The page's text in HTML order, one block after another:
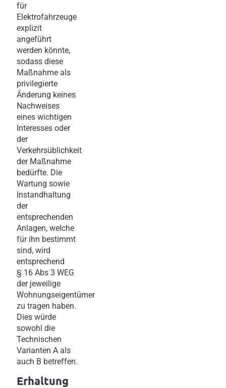
für
Elektrofahrzeuge
explizit
angeführt
werden könnte,
sodass diese
Maßnahme als
privilegierte
Änderung keines
Nachweises
eines wichtigen
Interesses oder
der
Verkehrsüblichkeit
der Maßnahme
bedürfte. Die
Wartung sowie
Instandhaltung
der
entsprechenden
Anlagen, welche
für ihn bestimmt
sind, wird
entsprechend
§ 16 Abs 3 WEG
der jeweilige
Wohnungseigentümer
zu tragen haben.
Dies würde
sowohl die
Technischen
Varianten A als
auch B betreffen.
Erhaltung